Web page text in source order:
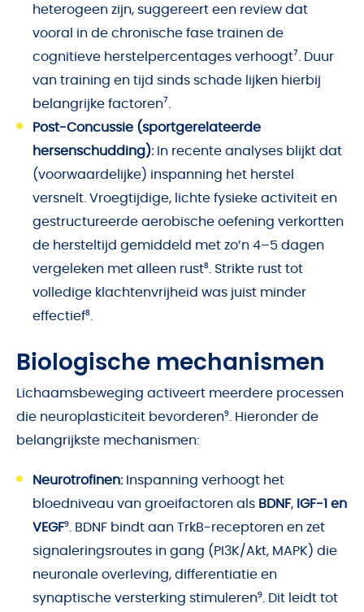
heterogeen zijn, suggereert een review dat
vooral in de chronische fase trainen de
cognitieve herstelpercentages verhoogt⁷. Duur
van training en tijd sinds schade lijken hierbij
belangrijke factoren⁷.
Post-Concussie (sportgerelateerde
hersenschudding):In recente analyses blijkt dat
(voorwaardelijke) inspanning het herstel
versnelt. Vroegtijdige, lichte fysieke activiteit en
gestructureerde aerobische oefening verkortten
de hersteltijd gemiddeld met zo’n 4–5 dagen
vergeleken met alleen rust⁸. Strikte rust tot
volledige klachtenvrijheid was juist minder
effectief⁸.
Biologische mechanismen
Lichaamsbeweging activeert meerdere processen
die neuroplasticiteit bevorderen⁹. Hieronder de
belangrijkste mechanismen:
Neurotrofinen:Inspanning verhoogt het
bloedniveau van groeifactoren als BDNF, IGF-1 en
VEGF⁹. BDNF bindt aan TrkB-receptoren en zet
signaleringsroutes in gang (PI3K/Akt, MAPK) die
neuronale overleving, differentiatie en
synaptische versterking stimuleren⁹. Dit leidt tot